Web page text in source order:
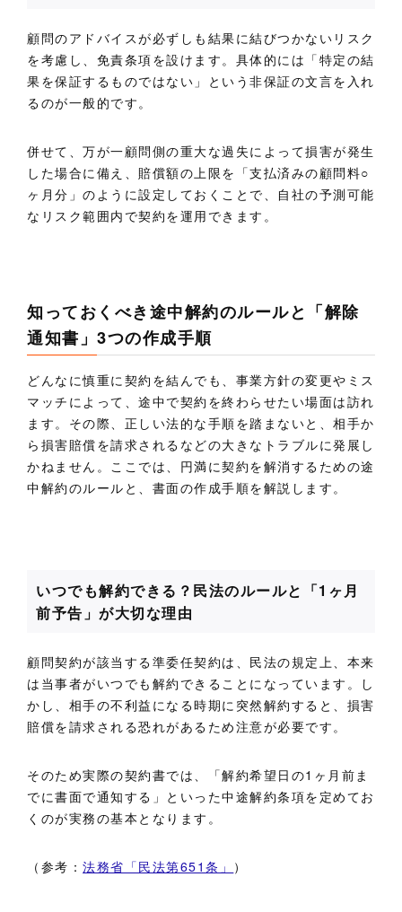
顧問のアドバイスが必ずしも結果に結びつかないリスク
を考慮し、免責条項を設けます。具体的には「特定の結
果を保証するものではない」という非保証の文言を入れ
るのが一般的です。
併せて、万が一顧問側の重大な過失によって損害が発生
した場合に備え、賠償額の上限を「支払済みの顧問料○
ヶ月分」のように設定しておくことで、自社の予測可能
なリスク範囲内で契約を運用できます。
知っておくべき途中解約のルールと「解除
通知書」3つの作成手順
どんなに慎重に契約を結んでも、事業方針の変更やミス
マッチによって、途中で契約を終わらせたい場面は訪れ
ます。その際、正しい法的な手順を踏まないと、相手か
ら損害賠償を請求されるなどの大きなトラブルに発展し
かねません。ここでは、円満に契約を解消するための途
中解約のルールと、書面の作成手順を解説します。
いつでも解約できる？民法のルールと「1ヶ月
前予告」が大切な理由
顧問契約が該当する準委任契約は、民法の規定上、本来
は当事者がいつでも解約できることになっています。し
かし、相手の不利益になる時期に突然解約すると、損害
賠償を請求される恐れがあるため注意が必要です。
そのため実際の契約書では、「解約希望日の1ヶ月前ま
でに書面で通知する」といった中途解約条項を定めてお
くのが実務の基本となります。
（参考：法務省「民法第651条」 ）